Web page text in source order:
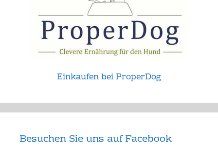
Einkaufen bei ProperDog
Besuchen Sie uns auf Facebook